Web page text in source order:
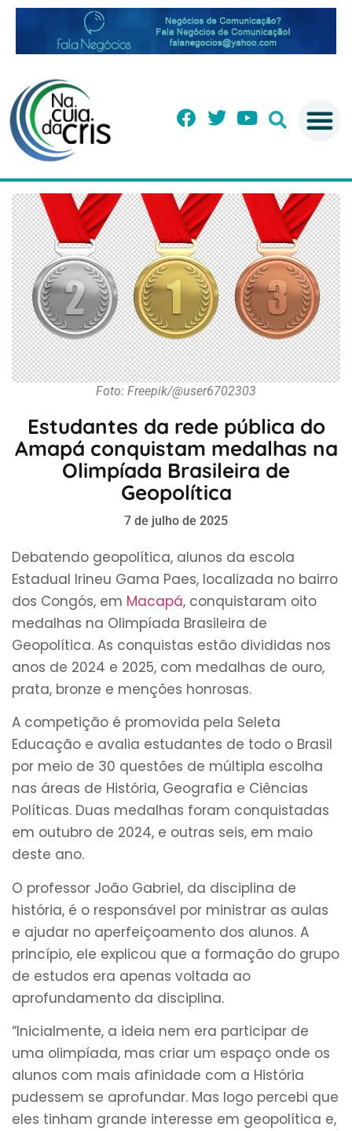
Foto: Freepik/@user6702303
Estudantes da rede pública do
Amapá conquistam medalhas na
Olimpíada Brasileira de
Geopolítica
7 de julho de 2025
Debatendo geopolítica, alunos da escola
Estadual Irineu Gama Paes, localizada no bairro
dos Congós, em Macapá, conquistaram oito
medalhas na Olimpíada Brasileira de
Geopolítica. As conquistas estão divididas nos
anos de 2024 e 2025, com medalhas de ouro,
prata, bronze e menções honrosas.
A competição é promovida pela Seleta
Educação e avalia estudantes de todo o Brasil
por meio de 30 questões de múltipla escolha
nas áreas de História, Geografia e Ciências
Políticas. Duas medalhas foram conquistadas
em outubro de 2024, e outras seis, em maio
deste ano.
O professor João Gabriel, da disciplina de
história, é o responsável por ministrar as aulas
e ajudar no aperfeiçoamento dos alunos. A
princípio, ele explicou que a formação do grupo
de estudos era apenas voltada ao
aprofundamento da disciplina.
“Inicialmente, a ideia nem era participar de
uma olimpíada, mas criar um espaço onde os
alunos com mais afinidade com a História
pudessem se aprofundar. Mas logo percebi que
eles tinham grande interesse em geopolítica e,